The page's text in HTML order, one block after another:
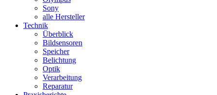
Sony
alle Hersteller
Technik
Überblick
Bildsensoren
Speicher
Belichtung
Optik
Verarbeitung
Reparatur